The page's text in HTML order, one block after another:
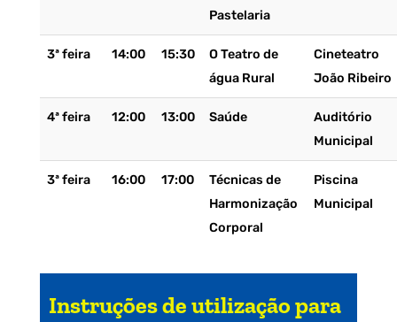
Pastelaria
3ª feira 14:00 15:30
O Teatro de
água Rural
Cineteatro
João Ribeiro
4ª feira 12:00 13:00 Saúde
Auditório
Municipal
3ª feira 16:00 17:00
Técnicas de
Harmonização
Corporal
Piscina
Municipal
Instruções de utilização para